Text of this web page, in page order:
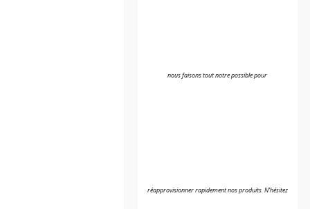
nous faisons tout notre possible pour
réapprovisionner rapidement nos produits. N'hésitez